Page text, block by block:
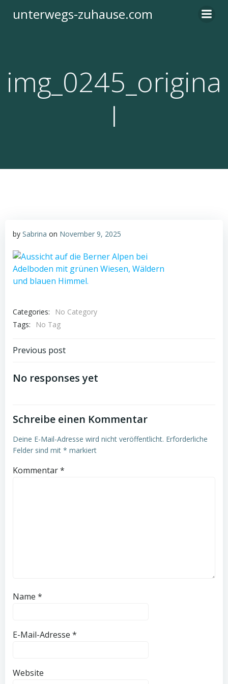
Inhalt
unterwegs-zuhause.com
img_0245_origina
l
by Sabrina on November 9, 2025
Categories:
No Category
Tags:
No Tag
Post
navigation
Previous post
No responses yet
Schreibe einen Kommentar
Deine E-Mail-Adresse wird nicht veröffentlicht. Erforderliche
Felder sind mit * markiert
Kommentar*
Name *
E-Mail-Adresse *
Website